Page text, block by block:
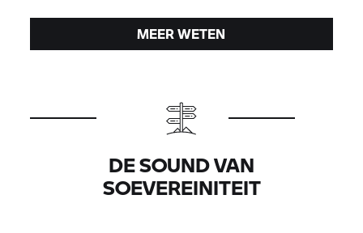
MEER WETEN
DE SOUND VAN
SOEVEREINITEIT